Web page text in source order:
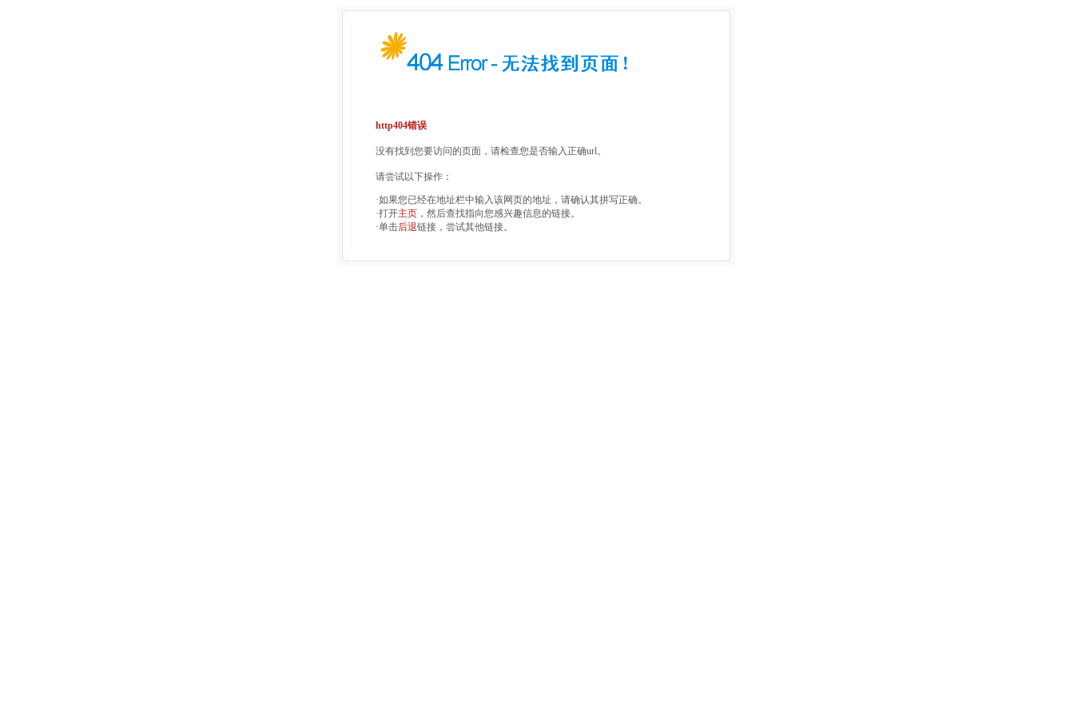
http404错误
没有找到您要访问的页面，请检查您是否输入正确url。
请尝试以下操作：
·如果您已经在地址栏中输入该网页的地址，请确认其拼写正确。
·打开主页 ，然后查找指向您感兴趣信息的链接。
·单击后退链接，尝试其他链接。